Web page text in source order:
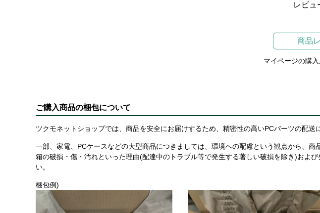
レビュ
商品
マイページの購
ご購入商品の梱包について
ツクモネットショップでは、商品を安全にお届けするため、精密性の高いPCパーツの配
一部、家電、PCケースなどの大型商品につきましては、環境への配慮という観点から、
箱の破損・傷・汚れといった理由(配達中のトラブル等で発生する著しい破損を除き)およ
い。
梱包例)